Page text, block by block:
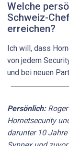
Welche
Schweiz-
erreichen?
Ich will, dass
von jedem
und bei neuen
Persönlich:
Hornetsecurity
darunter 10